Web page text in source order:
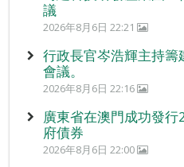
議
2026年8月6日 22:21
行政長官岑浩輝主持籌
會議。
2026年8月6日 22:16
廣東省在澳門成功發
府債券
2026年8月6日 22:00